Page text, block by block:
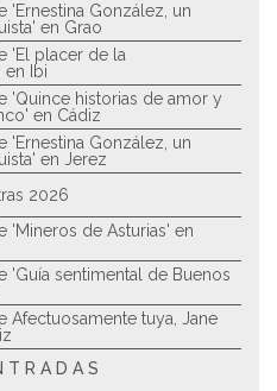
'Ernestina González, un
en Grao
'El placer de la
en Ibi
'Quince historias de amor y
en Cádiz
'Ernestina González, un
en Jerez
2026
'Mineros de Asturias' en
'Guía sentimental de Buenos
Afectuosamente tuya, Jane